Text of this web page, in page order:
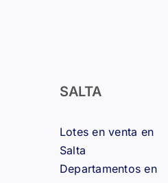
SALTA
Lotes en venta en
Salta
Departamentos en